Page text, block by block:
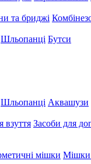
та бриджі
Шльопанці Бутси
Шльопанці Аквашузи
взуття Засоби для
мішки Мішки